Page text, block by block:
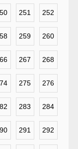
251 252
259 260
267 268
275 276
283 284
291 292